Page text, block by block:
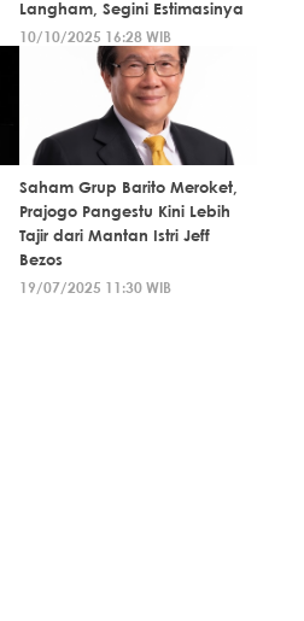
Langham, Segini Estimasinya
10/10/2025 16:28 WIB
Saham Grup Barito Meroket,
Prajogo Pangestu Kini Lebih
Tajir dari Mantan Istri Jeff
Bezos
19/07/2025 11:30 WIB